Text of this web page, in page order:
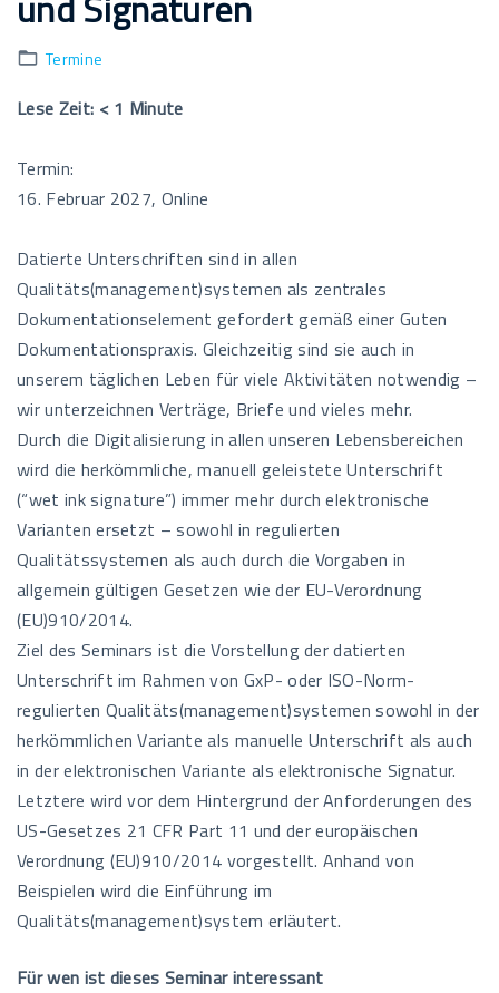
Termine
Lese Zeit: < 1 Minute
Termin:
16. Februar 2027, Online
Datierte Unterschriften sind in allen
Qualitäts(management)systemen als zentrales
Dokumentationselement gefordert gemäß einer Guten
Dokumentationspraxis. Gleichzeitig sind sie auch in
unserem täglichen Leben für viele Aktivitäten notwendig –
wir unterzeichnen Verträge, Briefe und vieles mehr.
Durch die Digitalisierung in allen unseren Lebensbereichen
wird die herkömmliche, manuell geleistete Unterschrift
(“wet ink signature”) immer mehr durch elektronische
Varianten ersetzt – sowohl in regulierten
Qualitätssystemen als auch durch die Vorgaben in
allgemein gültigen Gesetzen wie der EU-Verordnung
(EU)910/2014.
Ziel des Seminars ist die Vorstellung der datierten
Unterschrift im Rahmen von GxP- oder ISO-Norm-
regulierten Qualitäts(management)systemen sowohl in der
herkömmlichen Variante als manuelle Unterschrift als auch
in der elektronischen Variante als elektronische Signatur.
Letztere wird vor dem Hintergrund der Anforderungen des
US-Gesetzes 21 CFR Part 11 und der europäischen
Verordnung (EU)910/2014 vorgestellt. Anhand von
Beispielen wird die Einführung im
Qualitäts(management)system erläutert.
Für wen ist dieses Seminar interessant